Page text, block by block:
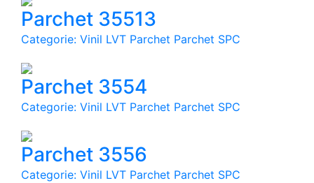
Parchet 35513
Categorie: Vinil LVT Parchet Parchet SPC
Parchet 3554
Categorie: Vinil LVT Parchet Parchet SPC
Parchet 3556
Categorie: Vinil LVT Parchet Parchet SPC